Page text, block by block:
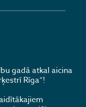
gadā atkal aicina
Rīga”!